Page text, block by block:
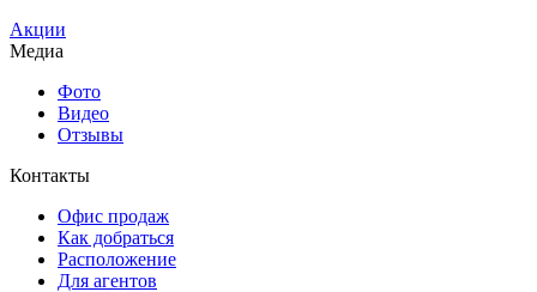
Акции
Медиа
Фото
Видео
Отзывы
Контакты
Офис продаж
Как добраться
Расположение
Для агентов